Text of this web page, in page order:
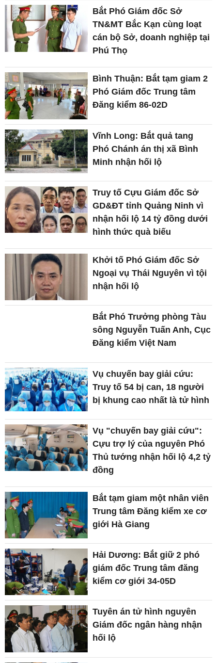
Bắt Phó Giám đốc Sở
TN&MT Bắc Kạn cùng loạt
cán bộ Sở, doanh nghiệp tại
Phú Thọ
Bình Thuận: Bắt tạm giam 2
Phó Giám đốc Trung tâm
Đăng kiểm 86-02D
Vĩnh Long: Bắt quả tang
Phó Chánh án thị xã Bình
Minh nhận hối lộ
Truy tố Cựu Giám đốc Sở
GD&ĐT tỉnh Quảng Ninh vì
nhận hối lộ 14 tỷ đồng dưới
hình thức quà biếu
Khởi tố Phó Giám đốc Sở
Ngoại vụ Thái Nguyên vì tội
nhận hối lộ
Bắt Phó Trưởng phòng Tàu
sông Nguyễn Tuấn Anh, Cục
Đăng kiểm Việt Nam
Vụ chuyến bay giải cứu:
Truy tố 54 bị can, 18 người
bị khung cao nhất là tử hình
Vụ "chuyến bay giải cứu":
Cựu trợ lý của nguyên Phó
Thủ tướng nhận hối lộ 4,2 tỷ
đồng
Bắt tạm giam một nhân viên
Trung tâm Đăng kiểm xe cơ
giới Hà Giang
Hải Dương: Bắt giữ 2 phó
giám đốc Trung tâm đăng
kiểm cơ giới 34-05D
Tuyên án tử hình nguyên
Giám đốc ngân hàng nhận
hối lộ